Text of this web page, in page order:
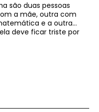
são duas pessoas
a mãe, outra com
e a outra…
deve ficar triste por